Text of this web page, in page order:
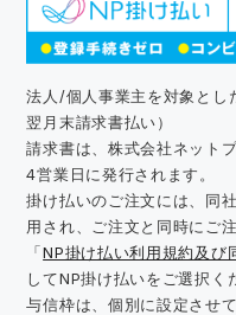
法人/個人事業主を対象とし
翌月末請求書払い）
請求書は、株式会社ネット
4営業日に発行されます。
掛け払いのご注文には、同
用され、ご注文と同時にご
「NP掛け払い利用規約及び
してNP掛け払いをご選択く
与信枠は、個別に設定させ